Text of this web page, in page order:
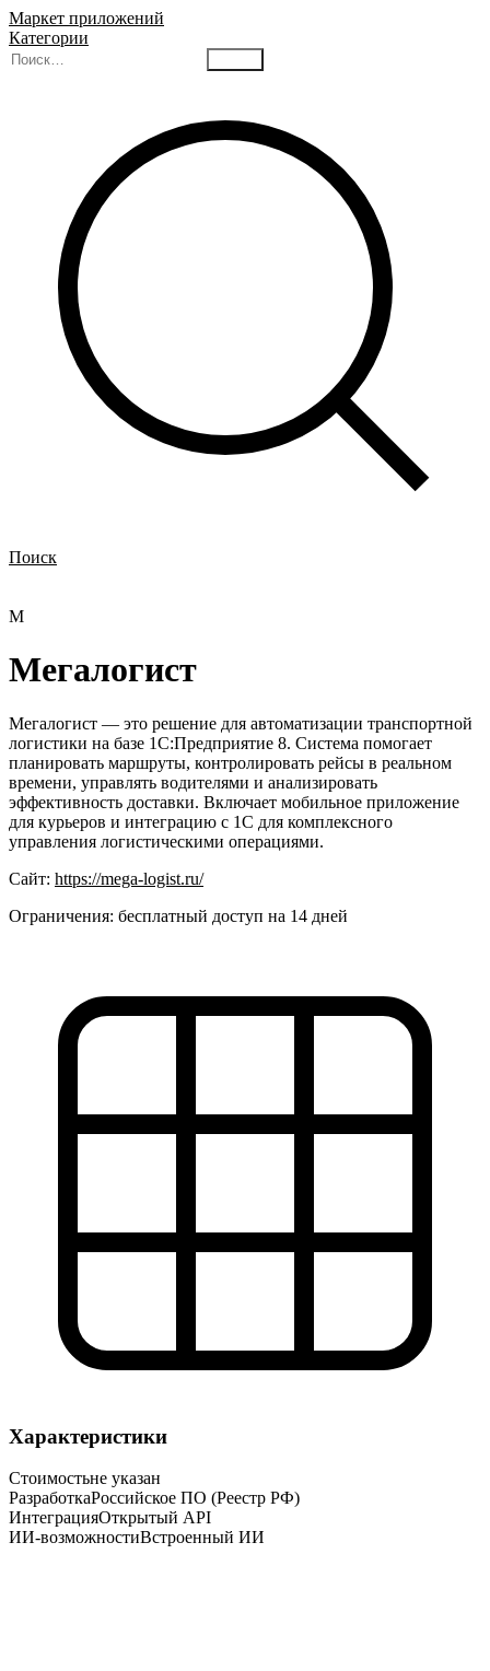
Маркет приложений
Категории
Поиск
М
Мегалогист
Мегалогист — это решение для автоматизации транспортной
логистики на базе 1С:Предприятие 8. Система помогает
планировать маршруты, контролировать рейсы в реальном
времени, управлять водителями и анализировать
эффективность доставки. Включает мобильное приложение
для курьеров и интеграцию с 1С для комплексного
управления логистическими операциями.
Сайт: https://mega-logist.ru/
Ограничения: бесплатный доступ на 14 дней
Характеристики
Стоимостьне указан
РазработкаРоссийское ПО (Реестр РФ)
ИнтеграцияОткрытый API
ИИ-возможностиВстроенный ИИ